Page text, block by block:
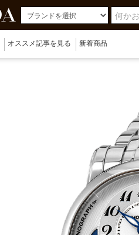
オススメ記事を見る 新着商品